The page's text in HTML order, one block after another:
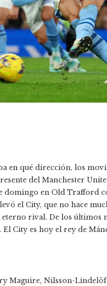
en qué dirección, los
del Manchester
domingo en Old Trafford
el City, que no hace
rival. De los últimos
City es hoy el rey de
Maguire, Nilsson-